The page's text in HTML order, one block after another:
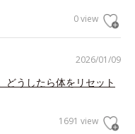
0 view
2026/01/09
どうしたら体をリセット
1691 view